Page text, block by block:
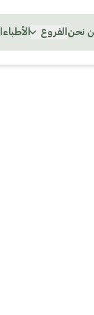
نحن الفروع الأطباء